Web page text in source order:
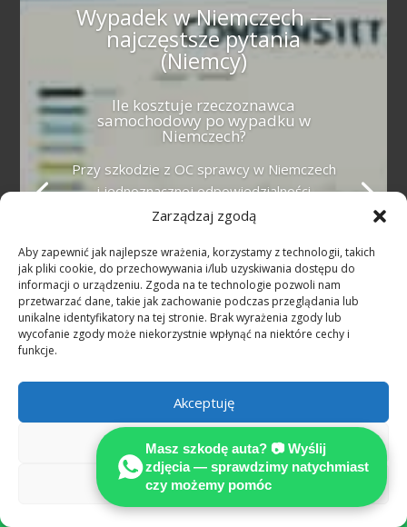
Zarządzaj zgodą
Aby zapewnić jak najlepsze wrażenia, korzystamy z technologii, takich
jak pliki cookie, do przechowywania i/lub uzyskiwania dostępu do
informacji o urządzeniu. Zgoda na te technologie pozwoli nam
przetwarzać dane, takie jak zachowanie podczas przeglądania lub
unikalne identyfikatory na tej stronie. Brak wyrażenia zgody lub
wycofanie zgody może niekorzystnie wpłynąć na niektóre cechy i
funkcje.
Akceptuję
Odmów
Zobacz preferencje
Wypadek w Niemczech —
najczęstsze pytania
(Niemcy)
Ile kosztuje rzeczoznawca
samochodowy po wypadku w
Niemczech?
Przy szkodzie z OC sprawcy w Niemczech
i jednoznacznej odpowiedzialności
uzasadnione koszty niezależnego
ubezpieczyciel sprawcy (§ 249 BGB).
MOTOEXPERT nie pobiera zaliczki od
poszkodowanego przy tego typu
sprawach.
ubezpieczyciela?
Nie. Kosztorys ubezpieczyciela
reprezentuje interes płatnika i bywa
zaniżony. Masz prawo do niezależnej,
certyfikowanej opinii technicznej
MOTOEXPERT — to podstawa pełnego

Masz szkodę auta? 📷 Wyślij
zdjęcia — sprawdzimy natychmiast
czy możemy pomóc